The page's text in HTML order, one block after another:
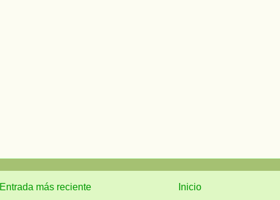
Entrada más reciente Inicio